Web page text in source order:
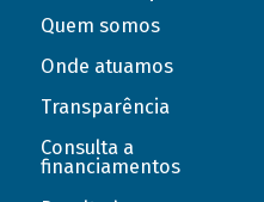
Quem somos
Onde atuamos
Transparência
Consulta a
financiamentos